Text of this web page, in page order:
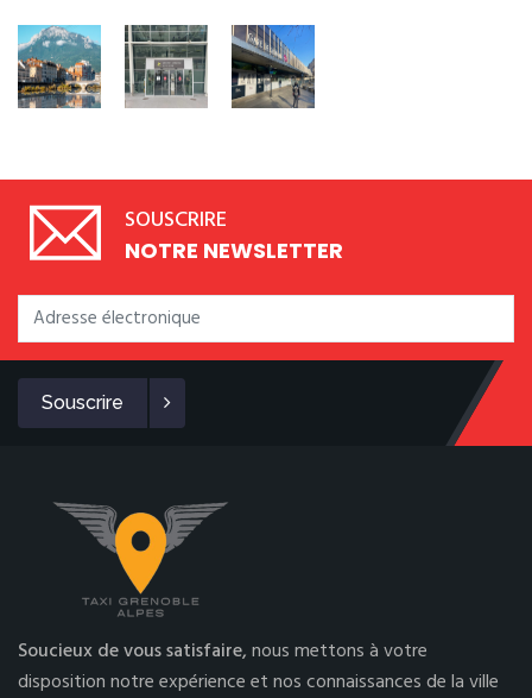
SOUSCRIRE
NOTRE NEWSLETTER
Souscrire
Soucieux de vous satisfaire,nous mettons à votre
disposition notre expérience et nos connaissances de la ville